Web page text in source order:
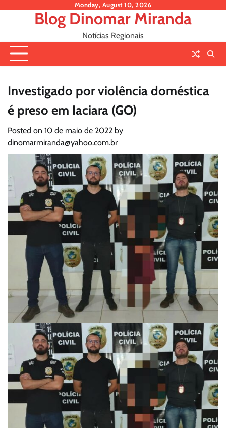
Monday, August 10, 2026
Blog Dinomar Miranda
Notícias Regionais
Investigado por violência doméstica
é preso em Iaciara (GO)
Posted on 10 de maio de 2022 by
dinomarmiranda@yahoo.com.br